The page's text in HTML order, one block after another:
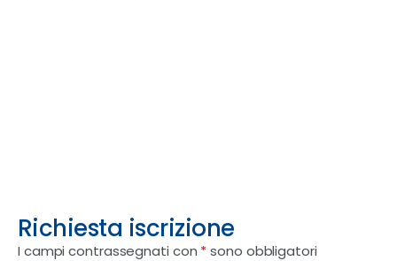
Richiesta iscrizione
I campi contrassegnati con *sono obbligatori